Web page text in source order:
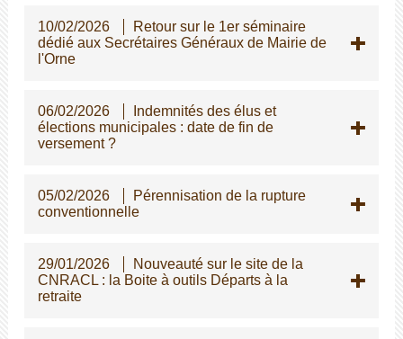
10/02/2026
Retour sur le 1er séminaire
dédié aux Secrétaires Généraux de Mairie de
l'Orne
06/02/2026
Indemnités des élus et
élections municipales : date de fin de
versement ?
05/02/2026
Pérennisation de la rupture
conventionnelle
29/01/2026
Nouveauté sur le site de la
CNRACL : la Boite à outils Départs à la
retraite